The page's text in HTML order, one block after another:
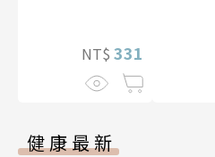
NT$ 331
健康最新